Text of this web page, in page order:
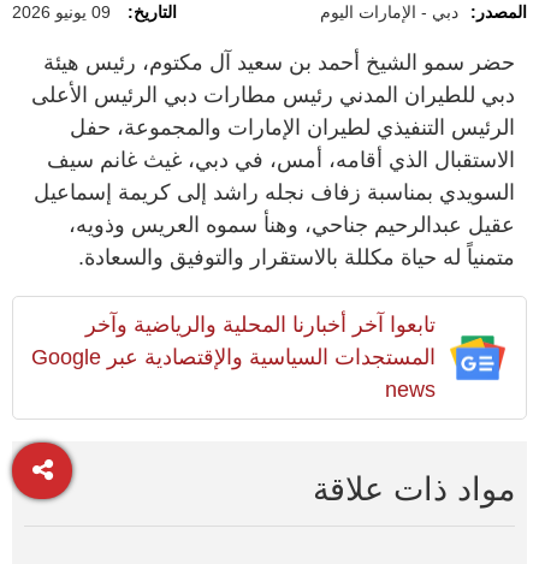
المصدر: دبي - الإمارات اليوم التاريخ: 09 يونيو 2026
حضر سمو الشيخ أحمد بن سعيد آل مكتوم، رئيس هيئة
دبي للطيران المدني رئيس مطارات دبي الرئيس الأعلى
الرئيس التنفيذي لطيران الإمارات والمجموعة، حفل
الاستقبال الذي أقامه، أمس، في دبي، غيث غانم سيف
السويدي بمناسبة زفاف نجله راشد إلى كريمة إسماعيل
عقيل عبدالرحيم جناحي، وهنأ سموه العريس وذويه،
متمنياً له حياة مكللة بالاستقرار والتوفيق والسعادة.
تابعوا آخر أخبارنا المحلية والرياضية وآخر
المستجدات السياسية والإقتصادية عبر Google
news
مواد ذات علاقة